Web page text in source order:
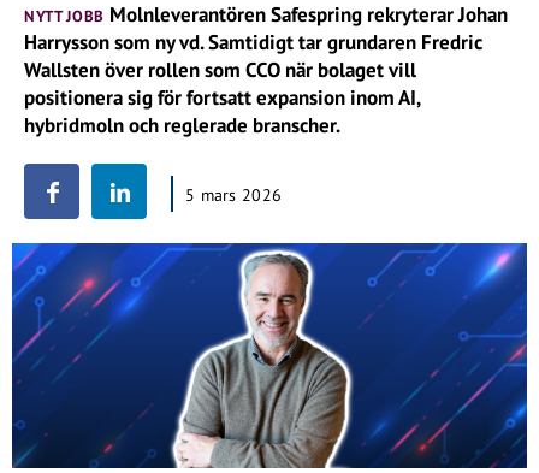
NYTT JOBB Molnleverantören Safespring rekryterar Johan
Harrysson som ny vd. Samtidigt tar grundaren Fredric
Wallsten över rollen som CCO när bolaget vill
positionera sig för fortsatt expansion inom AI,
hybridmoln och reglerade branscher.
5 mars 2026